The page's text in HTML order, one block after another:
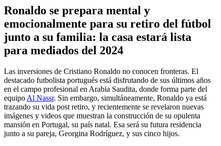
Ronaldo se prepara mental y
emocionalmente para su retiro del fútbol
junto a su familia: la casa estará lista
para mediados del 2024
Las inversiones de Cristiano Ronaldo no conocen fronteras. El
destacado futbolista portugués está disfrutando de sus últimos años
en el campo profesional en Arabia Saudita, donde forma parte del
equipo Al Nassr. Sin embargo, simultáneamente, Ronaldo ya está
trazando su vida post retiro, y recientemente se revelaron nuevas
imágenes y videos que muestran la construcción de su opulenta
mansión en Portugal, su país natal. Esa será su futura residencia
junto a su pareja, Georgina Rodríguez, y sus cinco hijos.